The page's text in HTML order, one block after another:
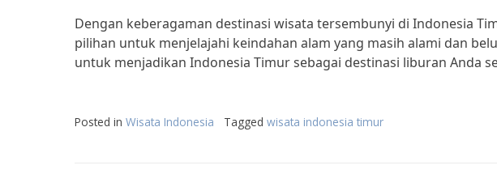
Dengan keberagaman destinasi wisata tersembunyi di Indonesia
pilihan untuk menjelajahi keindahan alam yang masih alami dan
untuk menjadikan Indonesia Timur sebagai destinasi liburan Anda
Posted in Wisata Indonesia Tagged wisata indonesia timur